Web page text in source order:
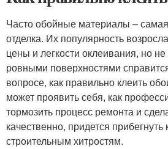
Часто обойные материалы –
отделка. Их популярность
цены и легкости оклеивания, но
ровными поверхностями
вопросе, как правильно клеить
может проявить себя, как
тормозить процесс ремонта и
качественно, придется
строительным хитростям.